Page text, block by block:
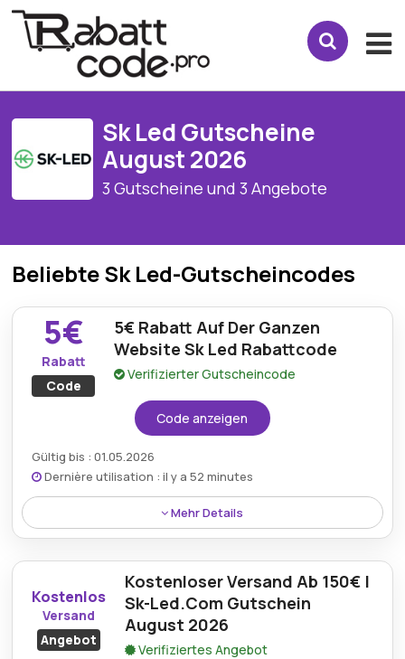
Sk Led Gutscheine
August 2026
3 Gutscheine und 3 Angebote
Beliebte Sk Led-Gutscheincodes
5€
Rabatt
Code
5€ Rabatt Auf Der Ganzen
Website Sk Led Rabattcode
Verifizierter Gutscheincode
Code anzeigen
Gültig bis : 01.05.2026
Dernière utilisation : il y a 52 minutes
Mehr Details
Kunden können bei SK LED 5€ Rabatt auf alle
Einkäufe im gesamten Sortiment erhalten und so bei
einer Vielzahl von Beleuchtungsprodukten sparen.
Kostenlos
Versand
Angebot
Kostenloser Versand Ab 150€ |
Sk-Led.Com Gutschein
August 2026
Verifiziertes Angebot